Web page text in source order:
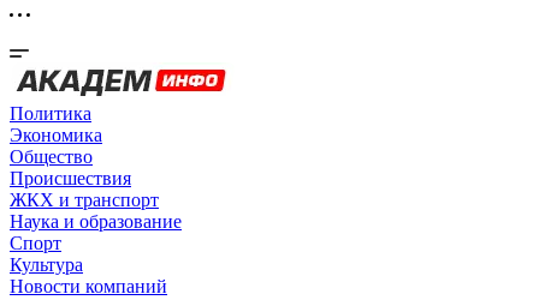
Политика
Экономика
Общество
Происшествия
ЖКХ и транспорт
Наука и образование
Спорт
Культура
Новости компаний